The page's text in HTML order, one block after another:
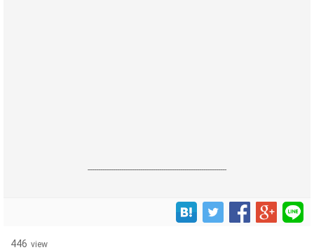
------------------------------------------------------------------
446 view